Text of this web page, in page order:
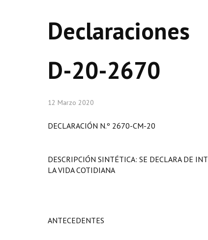
Declaraciones
D-20-2670
12 Marzo 2020
DECLARACIÓN N.º 2670-CM-20
DESCRIPCIÓN SINTÉTICA: SE DECLARA DE
LA VIDA COTIDIANA
ANTECEDENTES